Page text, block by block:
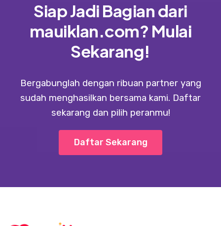
Siap Jadi Bagian dari
mauiklan.com? Mulai
Sekarang!
Bergabunglah dengan ribuan partner yang
sudah menghasilkan bersama kami. Daftar
sekarang dan pilih peranmu!
Daftar Sekarang